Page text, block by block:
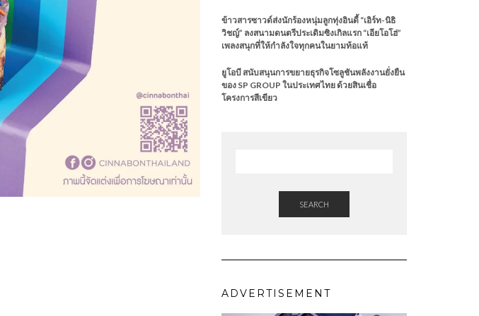
ข้าวสารซาวด์ส่งนักร้องหนุ่มลูกทุ่งอินดี้ “เอิร์ท-นิธิ
วิชญ์” ลงสนามดนตรีประเดิมซิงเกิลแรก “เอียโอโฮ่”
เพลงสนุกที่ให้กำลังใจทุกคนในยามท้อแท้
ยูโอบี สนับสนุนการขยายธุรกิจโซลูชันพลังงานยั่งยืน
ของ SP GROUP ในประเทศไทย ด้วยสินเชื่อ
โครงการสีเขียว
SEARCH
ADVERTISEMENT